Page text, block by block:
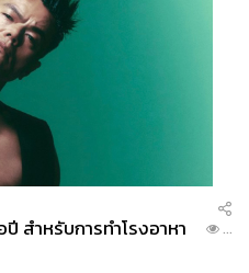
AUTHOR
ร์เทศ
งไหลความ aesthetic สนใจกิน
อนโรงแรม และแต่งตัวให้ทุกวัน
สำหรับการทำโรงอาหา
...